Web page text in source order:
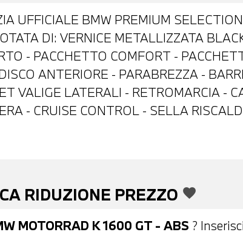
UFFICIALE BMW PREMIUM
DI: VERNICE METALLIZZATA
- PACCHETTO COMFORT -
ANTERIORE - PARABREZZA -
VALIGE LATERALI - RETROMARCIA -
- CRUISE CONTROL - SELLA
PER L'INTERO IMPORTO
RIDUZIONE PREZZO favorite
MOTORRAD K 1600 GT - ABS ?